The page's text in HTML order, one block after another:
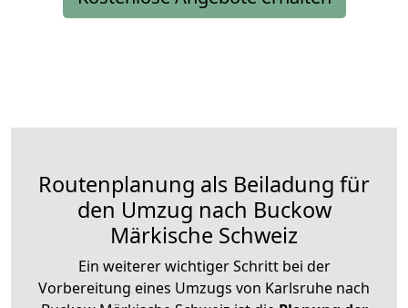
Routenplanung als Beiladung für
den Umzug nach Buckow
Märkische Schweiz
Ein weiterer wichtiger Schritt bei der
Vorbereitung eines Umzugs von Karlsruhe nach